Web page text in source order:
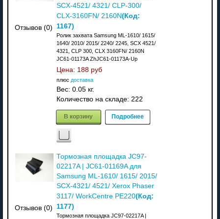
Отзывов (0)
SCX-4521/ 4321/ CLP-300/
CLX-3160FN/ 2160N(Код:
1167)
Ролик захвата Samsung ML-1610/ 1615/
1640/ 2010/ 2015/ 2240/ 2245, SCX 4521/
4321, CLP 300, CLX 3160FN/ 2160N
JC61-01173A ZhJC61-01173A-Up
Цена: 188 руб
плюс доставка
Вес: 0.05 кг.
Количество на складе: 222
В корзину Подробнее
Отзывов (0)
Тормозная площадка JC97-
02217A | JC61-01169A для
Samsung ML-1610/ 1615/ 2015/
SCX-4321/ 4521/ Xerox Phaser
3117/ WorkCentre PE220(Код:
1177)
Тормозная площадка JC97-02217A |